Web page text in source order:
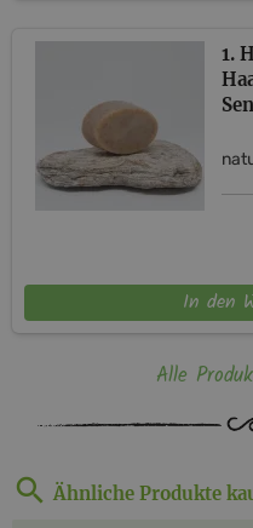
1.
In den
Alle
Ähnliche Produkte